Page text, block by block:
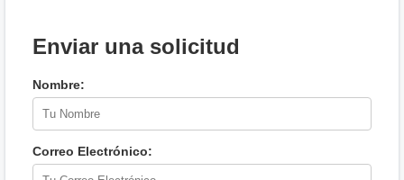
Enviar una solicitud
Nombre:
Correo Electrónico: